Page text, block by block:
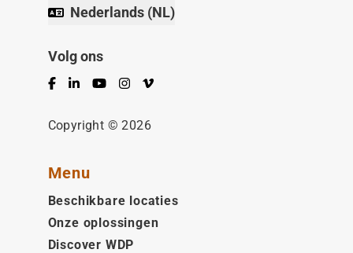
Nederlands (NL)
Volg ons
Facebook
LinkedInYouTubeInstagram
Vimeo
Copyright © 2026
Menu
Beschikbare locaties
Onze oplossingen
Discover WDP